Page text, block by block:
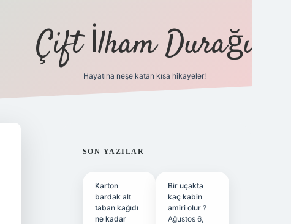
Çift İlham Durağı
Hayatına neşe katan kısa hikayeler!
SIDEBAR
SON YAZILAR
Karton
bardak alt
taban kağıdı
ne kadar
Bir uçakta
kaç kabin
amiri olur ?
Ağustos 6,